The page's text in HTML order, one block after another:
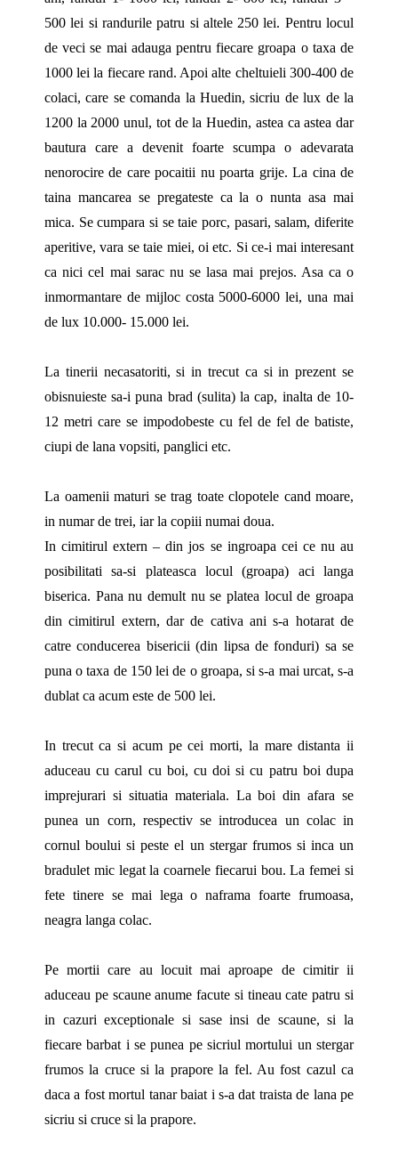
500 lei si randurile patru si altele 250 lei. Pentru locul
de veci se mai adauga pentru fiecare groapa o taxa de
1000 lei la fiecare rand. Apoi alte cheltuieli 300-400 de
colaci, care se comanda la Huedin, sicriu de lux de la
1200 la 2000 unul, tot de la Huedin, astea ca astea dar
bautura care a devenit foarte scumpa o adevarata
nenorocire de care pocaitii nu poarta grije. La cina de
taina mancarea se pregateste ca la o nunta asa mai
mica. Se cumpara si se taie porc, pasari, salam, diferite
aperitive, vara se taie miei, oi etc. Si ce-i mai interesant
ca nici cel mai sarac nu se lasa mai prejos. Asa ca o
inmormantare de mijloc costa 5000-6000 lei, una mai
de lux 10.000- 15.000 lei.
La tinerii necasatoriti, si in trecut ca si in prezent se
obisnuieste sa-i puna brad (sulita) la cap, inalta de 10-
12 metri care se impodobeste cu fel de fel de batiste,
ciupi de lana vopsiti, panglici etc.
La oamenii maturi se trag toate clopotele cand moare,
in numar de trei, iar la copiii numai doua.
In cimitirul extern – din jos se ingroapa cei ce nu au
posibilitati sa-si plateasca locul (groapa) aci langa
biserica. Pana nu demult nu se platea locul de groapa
din cimitirul extern, dar de cativa ani s-a hotarat de
catre conducerea bisericii (din lipsa de fonduri) sa se
puna o taxa de 150 lei de o groapa, si s-a mai urcat, s-a
dublat ca acum este de 500 lei.
In trecut ca si acum pe cei morti, la mare distanta ii
aduceau cu carul cu boi, cu doi si cu patru boi dupa
imprejurari si situatia materiala. La boi din afara se
punea un corn, respectiv se introducea un colac in
cornul boului si peste el un stergar frumos si inca un
bradulet mic legat la coarnele fiecarui bou. La femei si
fete tinere se mai lega o naframa foarte frumoasa,
neagra langa colac.
Pe mortii care au locuit mai aproape de cimitir ii
aduceau pe scaune anume facute si tineau cate patru si
in cazuri exceptionale si sase insi de scaune, si la
fiecare barbat i se punea pe sicriul mortului un stergar
frumos la cruce si la prapore la fel. Au fost cazul ca
daca a fost mortul tanar baiat i s-a dat traista de lana pe
sicriu si cruce si la prapore.